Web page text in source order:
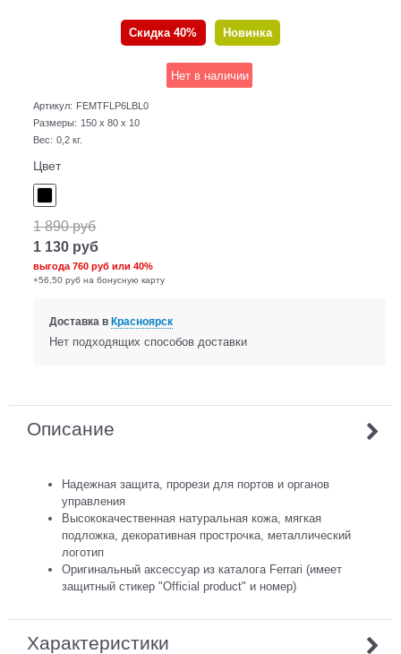
Скидка 40% Новинка
Нет в наличии
Артикул: FEMTFLP6LBL0
Размеры: 150 x 80 x 10
Вес: 0,2 кг.
Цвет
1 890 руб
1 130 руб
выгода760 руб или40%
+56,50 руб на бонусную карту
Доставка в Красноярск
Нет подходящих способов доставки
Описание
Надежная защита, прорези для портов и органов
управления
Высококачественная натуральная кожа, мягкая
подложка, декоративная прострочка, металлический
логотип
Оригинальный аксессуар из каталога Ferrari (имеет
защитный стикер "Official product" и номер)
Характеристики